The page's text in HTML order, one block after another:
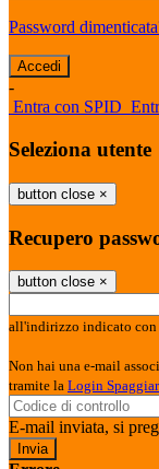
Password
-
Entra con SPID
Seleziona utente
button close ×
Recupero
button close ×
all'indirizzo indicato con
Non hai una e-mail
tramite la Login
E-mail inviata, si